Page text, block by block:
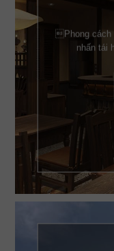
Phong cách
nhấn tái